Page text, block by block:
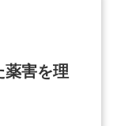
薬害を理